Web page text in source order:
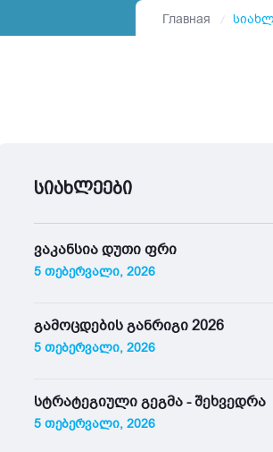
Главная
სიახლეები
ვაკანსია დუთი ფრი
5 თებერვალი, 2026
გამოცდების განრიგი 2026
5 თებერვალი, 2026
სტრატეგიული გეგმა - შეხვედრა
5 თებერვალი, 2026